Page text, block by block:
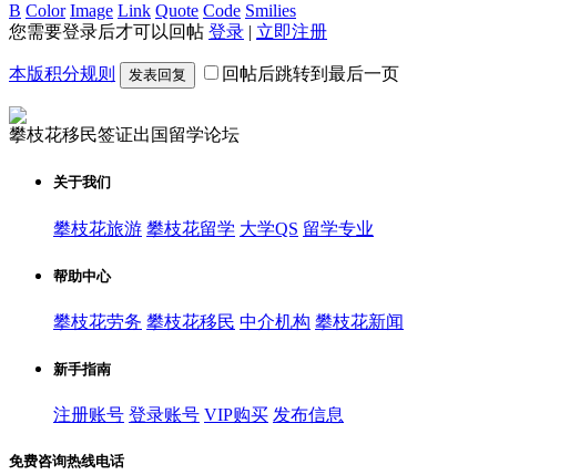
B Color Image Link Quote Code Smilies
您需要登录后才可以回帖 登录 | 立即注册
本版积分规则 发表回复 回帖后跳转到最后一页
攀枝花移民签证出国留学论坛
关于我们
攀枝花旅游 攀枝花留学 大学QS 留学专业
帮助中心
攀枝花劳务 攀枝花移民 中介机构 攀枝花新闻
新手指南
注册账号 登录账号 VIP购买 发布信息
免费咨询热线电话